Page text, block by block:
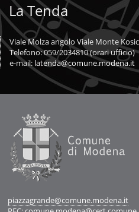
La Tenda
Viale Molza angolo Viale Monte
Telefono: 059/2034810 (orari ufficio)
e-mail: latenda@comune.modena.it
Contatti
piazzagrande@comune.modena.it